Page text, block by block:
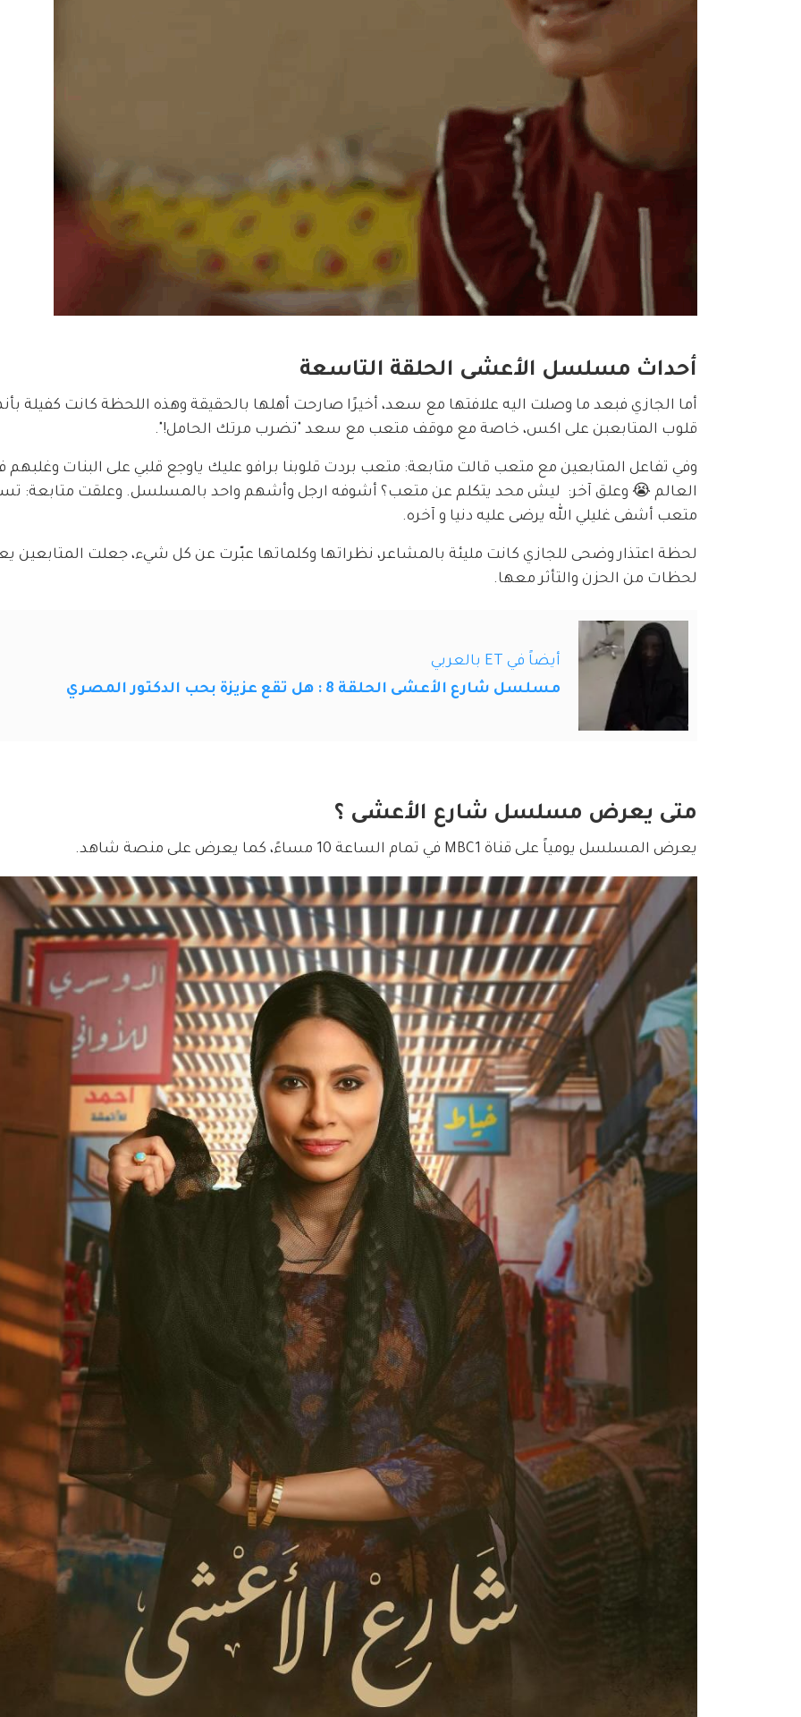
أحداث مسلسل الأعشى الحلقة التاسعة
أما الجازي فبعد ما وصلت اليه علافتها مع سعد، أخيرًا صارحت أهلها بالحقيقة وهذه اللحظة كانت كفيلة
قلوب المتابعبن على اكس، خاصة مع موقف متعب مع سعد "تضرب مرتك الحامل!".
وفي تفاعل المتابعين مع متعب قالت متابعة: متعب بردت قلوبنا برافو عليك ياوجع قلبي على البنات وغلبهم
العالم 😭 وعلق آخر:  ليش محد يتكلم عن متعب؟ أشوفه ارجل وأشهم واحد بالمسلسل. وعلقت متابعة:
متعب أشفى غليلي الله يرضى عليه دنيا و آخره.
لحظة اعتذار وضحى للجازي كانت مليئة بالمشاعر، نظراتها وكلماتها عبّرت عن كل شيء، جعلت المتابعين
لحظات من الحزن والتأثر معها.
أيضاً في ET بالعربي
مسلسل شارع الأعشى الحلقة 8 : هل تقع عزيزة بحب الدكتور المصري
متى يعرض مسلسل شارع الأعشى ؟
يعرض المسلسل يومياً على قناة MBC1 في تمام الساعة 10 مساءً، كما يعرض على منصة شاهد.